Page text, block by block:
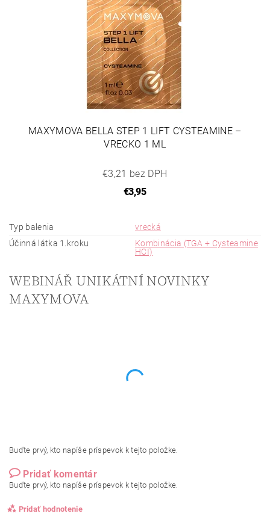
MAXYMOVA BELLA STEP 1 LIFT CYSTEAMINE –
VRECKO 1 ML
€3,21 bez DPH
€3,95
Typ balenia
vrecká
Účinná látka 1.kroku
Kombinácia (TGA + Cysteamine
HCI)
WEBINÁŘ UNIKÁTNÍ NOVINKY
MAXYMOVA
Buďte prvý, kto napíše príspevok k tejto položke.
Pridať komentár
Buďte prvý, kto napíše príspevok k tejto položke.
Pridať hodnotenie